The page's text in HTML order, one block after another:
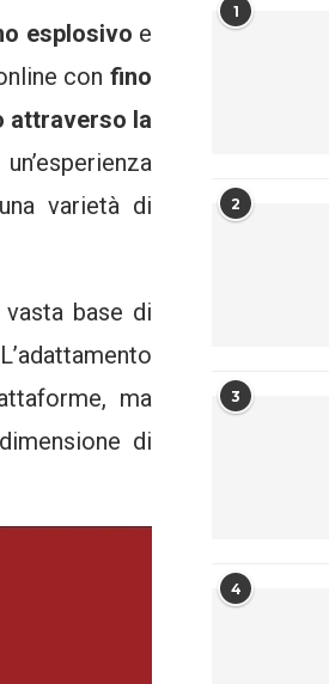
esplosivo e
con fino
attraverso la
varietà di
base di
ma
di
1
2
3
4